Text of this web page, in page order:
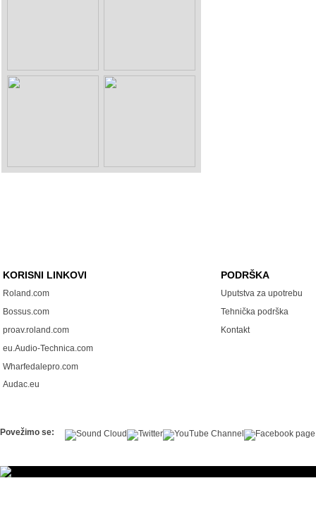
KORISNI LINKOVI
Roland.com
Bossus.com
proav.roland.com
eu.Audio-Technica.com
Wharfedalepro.com
Audac.eu
PODRŠKA
Uputstva za upotrebu
Tehnička podrška
Kontakt
Povežimo se: